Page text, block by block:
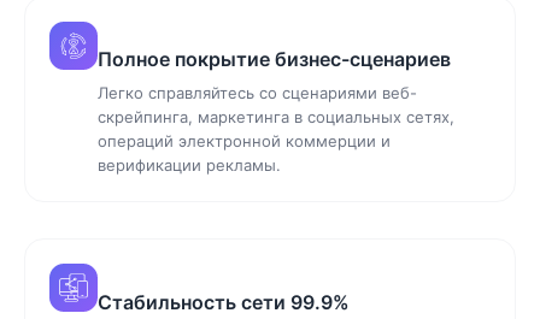
Полное покрытие бизнес-сценариев
Легко справляйтесь со сценариями веб-
скрейпинга, маркетинга в социальных сетях,
операций электронной коммерции и
верификации рекламы.
Стабильность сети 99.9%